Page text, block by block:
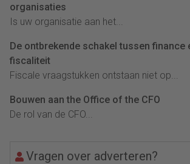
organisaties
Is uw organisatie aan het...
De ontbrekende schakel tussen finance
fiscaliteit
Fiscale vraagstukken ontstaan niet op...
Bouwen aan the Office of the CFO
De rol van de CFO...
Vragen over adverteren?